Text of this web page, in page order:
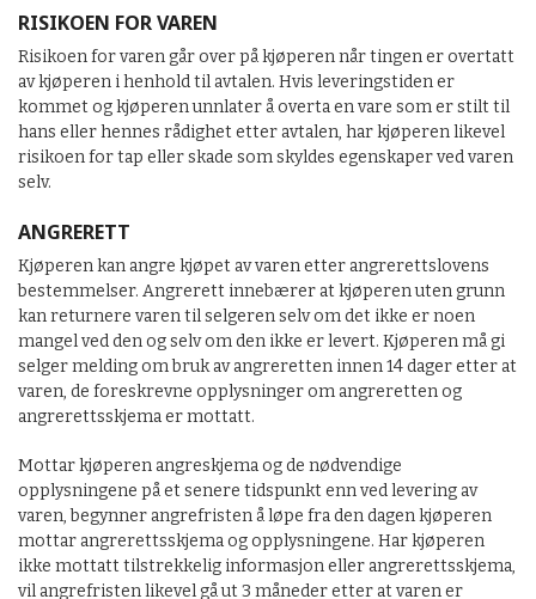
RISIKOEN FOR VAREN
Risikoen for varen går over på kjøperen når tingen er overtatt
av kjøperen i henhold til avtalen. Hvis leveringstiden er
kommet og kjøperen unnlater å overta en vare som er stilt til
hans eller hennes rådighet etter avtalen, har kjøperen likevel
risikoen for tap eller skade som skyldes egenskaper ved varen
selv.
ANGRERETT
Kjøperen kan angre kjøpet av varen etter angrerettslovens
bestemmelser. Angrerett innebærer at kjøperen uten grunn
kan returnere varen til selgeren selv om det ikke er noen
mangel ved den og selv om den ikke er levert. Kjøperen må gi
selger melding om bruk av angreretten innen 14 dager etter at
varen, de foreskrevne opplysninger om angreretten og
angrerettsskjema er mottatt.
Mottar kjøperen angreskjema og de nødvendige
opplysningene på et senere tidspunkt enn ved levering av
varen, begynner angrefristen å løpe fra den dagen kjøperen
mottar angrerettsskjema og opplysningene. Har kjøperen
ikke mottatt tilstrekkelig informasjon eller angrerettsskjema,
vil angrefristen likevel gå ut 3 måneder etter at varen er